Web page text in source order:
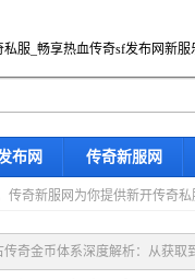
私服_畅享热血传奇sf发布网新服
布网 传奇新服网
传奇新服网为你提供新开传奇
传奇金币体系深度解析：从获取